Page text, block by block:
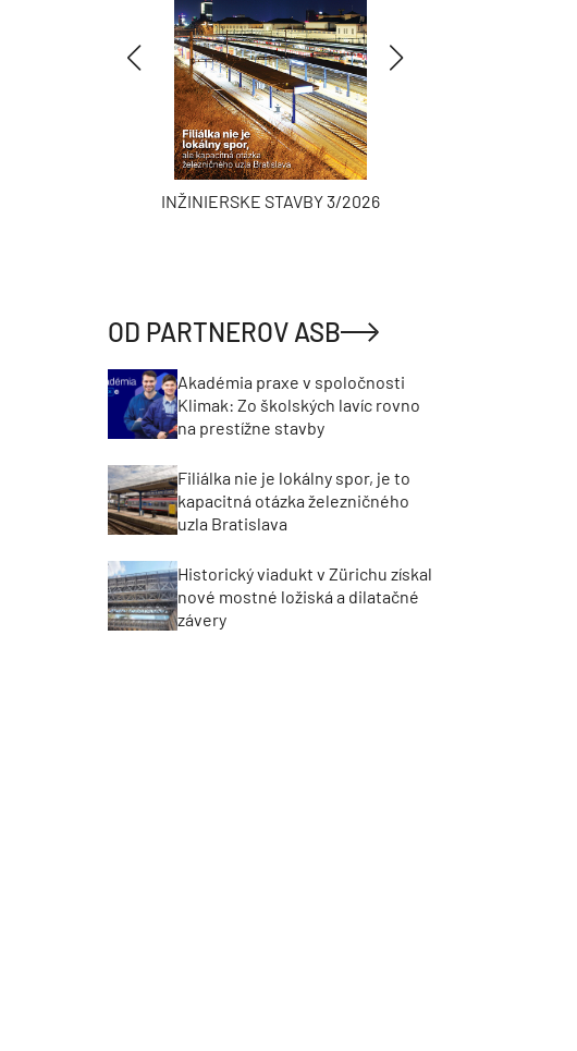
INŽINIERSKE STAVBY 3/2026
OD PARTNEROV ASB
Akadémia praxe v spoločnosti
Klimak: Zo školských lavíc rovno
na prestížne stavby
Filiálka nie je lokálny spor, je to
kapacitná otázka železničného
uzla Bratislava
Historický viadukt v Zürichu získal
nové mostné ložiská a dilatačné
závery